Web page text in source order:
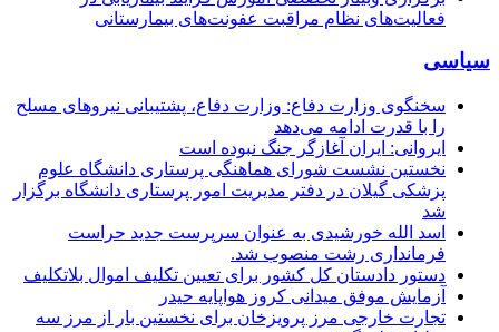
فعالیت‌های نظام مراقبت عفونت‌های بیمارستانی
سیاسی
سخنگوی وزارت دفاع: وزارت دفاع، پشتیبانی نیرو‌های مسلح
را با قدرت ادامه می‌دهد
ایروانی: ایران آغازگر جنگ نبوده است
نخستین نشست شورای هماهنگی پرستاری دانشگاه علوم
پزشکی گیلان در دفتر مدیریت امور پرستاری دانشگاه برگزار
شد
اسد الله خورشیدی به عنوان سرپرست جدید حراست
فرمانداری رشت منصوب شد.
دستور دادستان کل کشور برای تعیین تکلیف اموال بلاتکلیف
آزمایش موفق میدانی کروز هواپایه حیدر
تجارت خارجی مرز پرویزخان برای نخستین بار از مرز سه